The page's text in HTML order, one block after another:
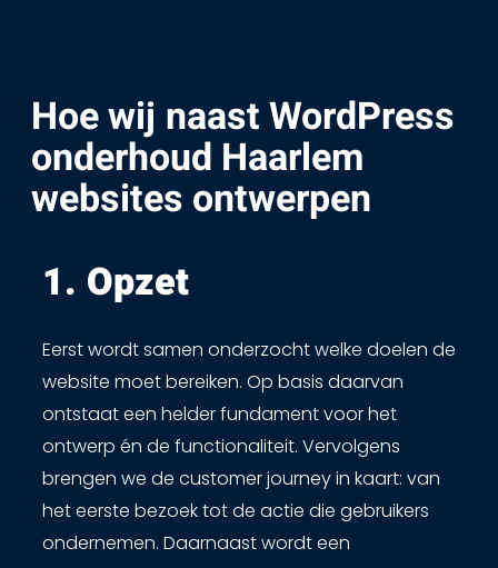
Hoe wij naast WordPress
onderhoud Haarlem
websites ontwerpen
1. Opzet ​
Eerst wordt samen onderzocht welke doelen de
website moet bereiken. Op basis daarvan
ontstaat een helder fundament voor het
ontwerp én de functionaliteit. Vervolgens
brengen we de customer journey in kaart: van
het eerste bezoek tot de actie die gebruikers
ondernemen. Daarnaast wordt een